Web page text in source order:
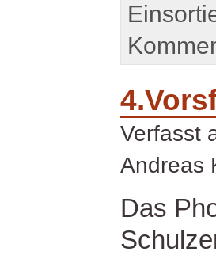
Verfasst
Andreas
Das